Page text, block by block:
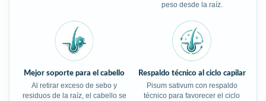
peso desde la raíz.
Mejor soporte para el cabello
Al retirar exceso de sebo y
residuos de la raíz, el cabello se
Respaldo técnico al ciclo capilar
Pisum sativum con respaldo
técnico para favorecer el ciclo